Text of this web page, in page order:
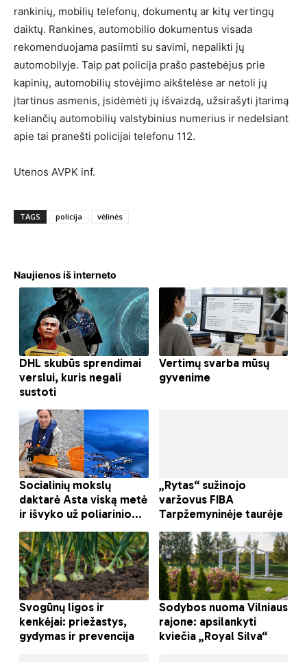
rankinių, mobilių telefonų, dokumentų ar kitų vertingų
daiktų. Rankines, automobilio dokumentus visada
rekomenduojama pasiimti su savimi, nepalikti jų
automobilyje. Taip pat policija prašo pastebėjus prie
kapinių, automobilių stovėjimo aikštelėse ar netoli jų
įtartinus asmenis, įsidėmėti jų išvaizdą, užsirašyti įtarimą
keliančių automobilių valstybinius numerius ir nedelsiant
apie tai pranešti policijai telefonu 112.
Utenos AVPK inf.
TAGS policija vėlinės
Naujienos iš interneto